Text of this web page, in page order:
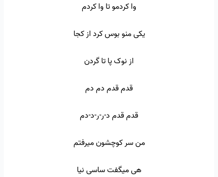
وا کردمو تا وا کردم
یکی منو بوس کرد از کجا
از نوک پا تا گردن
قدم قدم دم دم
قدم قدم د-ر-ر-د-دم
من سر کوچشون میرفتم
هی میگفت ساسی نیا